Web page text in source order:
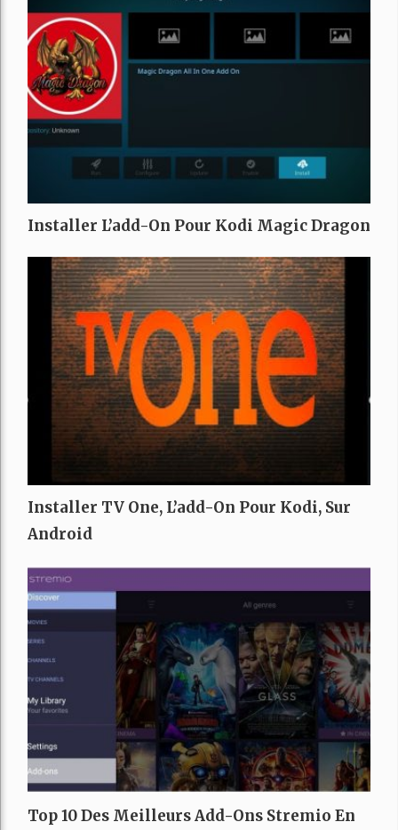
Installer L’add-On Pour Kodi Magic Dragon
Installer TV One, L’add-On Pour Kodi, Sur
Android
Top 10 Des Meilleurs Add-Ons Stremio En